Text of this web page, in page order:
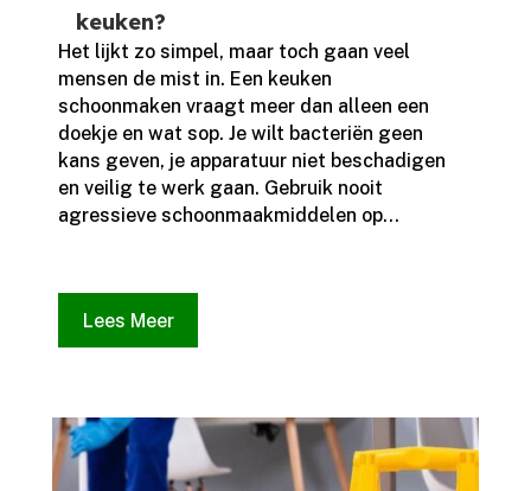
keuken?
Het lijkt zo simpel, maar toch gaan veel
mensen de mist in.​ Een keuken
schoonmaken vraagt meer dan alleen een
doekje en wat sop.​ Je wilt bacteriën geen
kans geven, je apparatuur niet beschadigen
en veilig te werk gaan.​ Gebruik nooit
agressieve schoonmaakmiddelen op...
Lees Meer